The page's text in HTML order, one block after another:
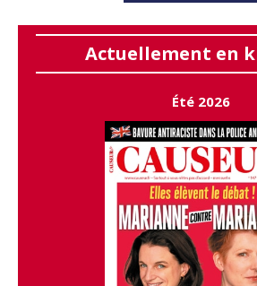
Actuellement en
Été 2026